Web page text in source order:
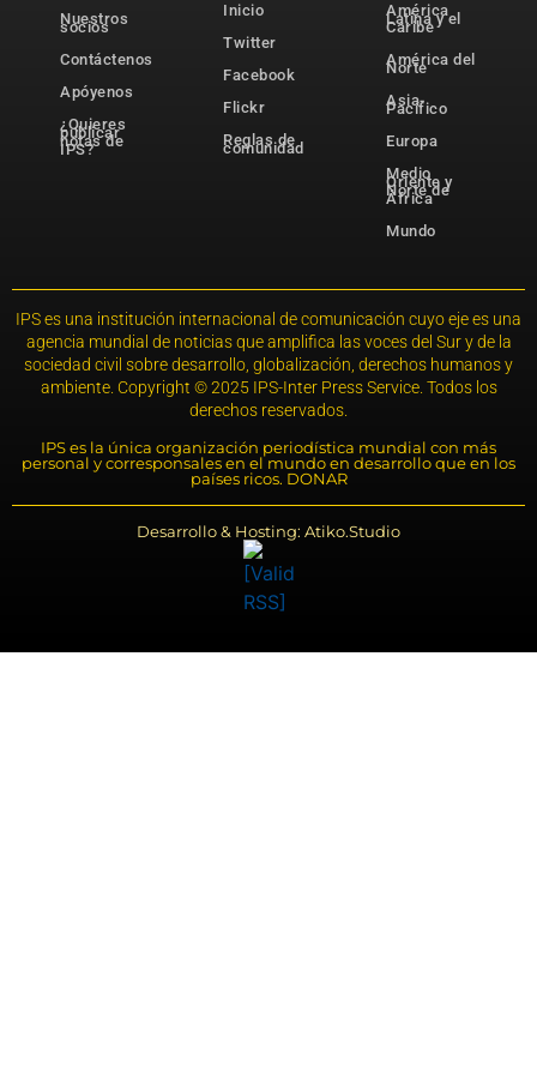
Nuestros
socios
Contáctenos
Apóyenos
¿Quieres
publicar
notas de
IPS?
Inicio
Twitter
Facebook
Flickr
Reglas de
comunidad
América
Latina y el
Caribe
América del
Norte
Asia-
Pacífico
Europa
Medio
Oriente y
Norte de
África
Mundo
IPS es una institución internacional de comunicación cuyo eje es una
agencia mundial de noticias que amplifica las voces del Sur y de la
sociedad civil sobre desarrollo, globalización, derechos humanos y
ambiente. Copyright © 2025 IPS-Inter Press Service. Todos los
derechos reservados.
IPS es la única organización periodística mundial con más
personal y corresponsales en el mundo en desarrollo que en los
países ricos. DONAR
Desarrollo & Hosting: Atiko.Studio